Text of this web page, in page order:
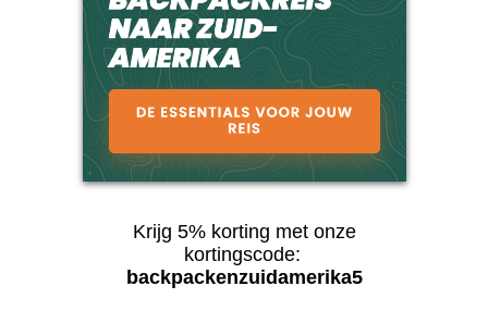
Krijg 5% korting met onze
kortingscode:
backpackenzuidamerika5